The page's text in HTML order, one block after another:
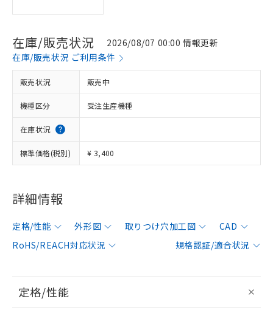
在庫/販売状況
2026/08/07 00:00 情報更新
在庫/販売状況 ご利用条件
販売状況 販売中
機種区分 受注生産機種
在庫状況
標準価格(税別) ¥ 3,400
詳細情報
定格/性能 外形図 取りつけ穴加工図
CAD
RoHS/REACH対応状況
規格認証/適合状況
定格/性能